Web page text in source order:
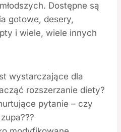
Dostępne są
gotowe, desery,
i wiele, wiele innych
wystarczające dla
rozszerzanie diety?
pytanie – czy